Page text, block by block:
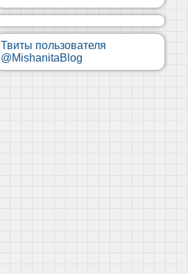
Твиты пользователя
@MishanitaBlog